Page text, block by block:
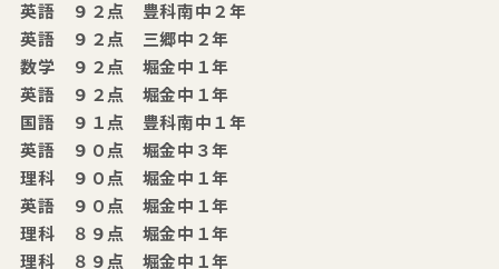
英語 ９２点 豊科南中２年
英語 ９２点 三郷中２年
数学 ９２点 堀金中１年
英語 ９２点 堀金中１年
国語 ９１点 豊科南中１年
英語 ９０点 堀金中３年
理科 ９０点 堀金中１年
英語 ９０点 堀金中１年
理科 ８９点 堀金中１年
理科 ８９点 堀金中１年